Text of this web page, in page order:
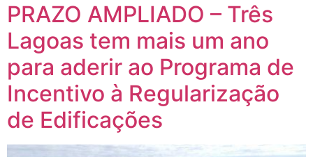
PRAZO AMPLIADO – Três
Lagoas tem mais um ano
para aderir ao Programa de
Incentivo à Regularização
de Edificações